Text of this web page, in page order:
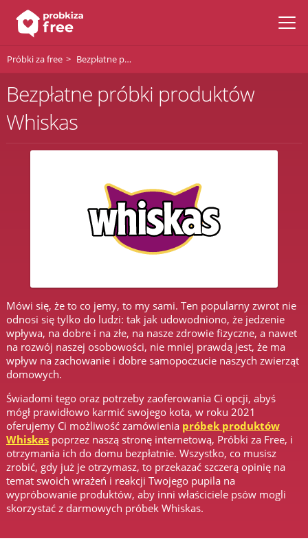
Próbki za free Bezpłatne próbki Whiskas
Bezpłatne próbki produktów
Whiskas
Mówi się, że to co jemy, to my sami. Ten popularny zwrot nie
odnosi się tylko do ludzi: tak jak udowodniono, że jedzenie
wpływa, na dobre i na złe, na nasze zdrowie fizyczne, a nawet
na rozwój naszej osobowości, nie mniej prawdą jest, że ma
wpływ na zachowanie i dobre samopoczucie naszych zwierząt
domowych.
Świadomi tego oraz potrzeby zaoferowania Ci opcji, abyś
mógł prawidłowo karmić swojego kota, w roku 2021
oferujemy Ci możliwość zamówienia próbek produktów
Whiskaspoprzez naszą stronę internetową, Próbki za Free, i
otrzymania ich do domu bezpłatnie. Wszystko, co musisz
zrobić, gdy już je otrzymasz, to przekazać szczerą opinię na
temat swoich wrażeń i reakcji Twojego pupila na
wypróbowanie produktów, aby inni właściciele psów mogli
skorzystać z darmowych próbek Whiskas.